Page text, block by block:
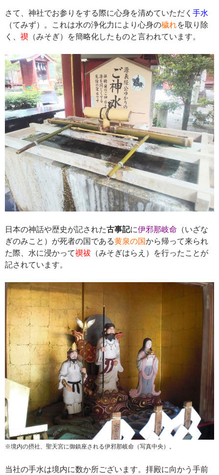
さて、神社でお参りをする際に心身を清めていただく 手水
（てみず）。これは水の浄化力により心身の穢れを取り除
く、 禊 （みそぎ）を簡略化したものと言われています。
日本の神話や歴史が記された古事記に伊邪那岐命 （いざな
ぎのみこと） が死者の国である黄泉の国から帰って来られ
た際、水に浸かって禊祓 （みそぎはらえ）を行ったことが
記されています。
※境内の摂社、聖天宮に御鎮座される伊邪那岐命（写真中央）。
当社の手水は境内に数か所ございます。拝殿に向かう手前